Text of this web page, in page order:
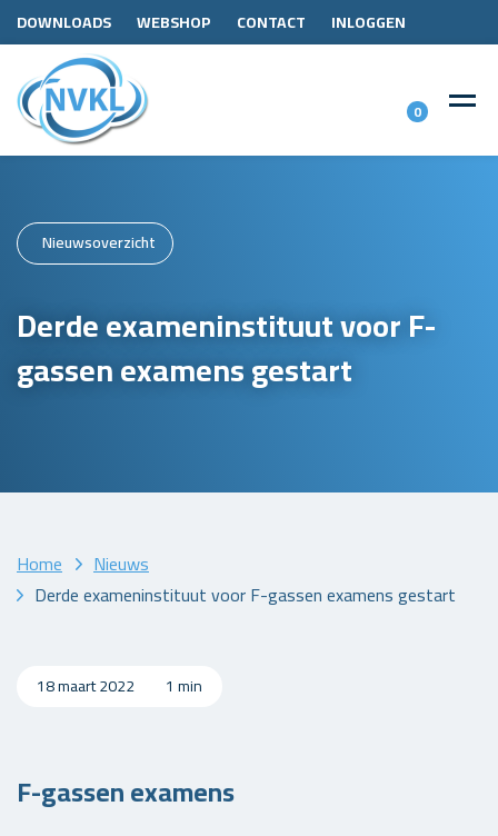
DOWNLOADS WEBSHOP CONTACT INLOGGEN
0
Nieuwsoverzicht
Derde exameninstituut voor F-
gassen examens gestart
Home
Nieuws
Derde exameninstituut voor F-gassen examens gestart
18 maart 2022 1 min
F-gassen examens